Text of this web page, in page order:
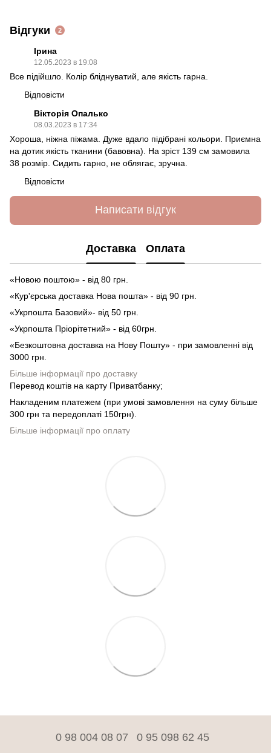
Відгуки 2
Ірина
12.05.2023 в 19:08
Все підійшло. Колір бліднуватий, але якість гарна.
Відповісти
Вікторія Опалько
08.03.2023 в 17:34
Хороша, ніжна піжама. Дуже вдало підібрані кольори. Приємна
на дотик якість тканини (бавовна). На зріст 139 см замовила
38 розмір. Сидить гарно, не облягає, зручна.
Відповісти
Написати відгук
Доставка Оплата
«Новою поштою» - від 80 грн.
«Кур'єрська доставка Нова пошта» - від 90 грн.
«Укрпошта Базовий»- від 50 грн.
«Укрпошта Пріорітетний» - від 60грн.
«Безкоштовна доставка на Нову Пошту» - при замовленні від
3000 грн.
Більше інформації про доставку
Перевод коштів на карту Приватбанку;
Накладеним платежем (при умові замовлення на суму більше
300 грн та передоплаті 150грн).
Більше інформації про оплату
0 98 004 08 07 0 95 098 62 45